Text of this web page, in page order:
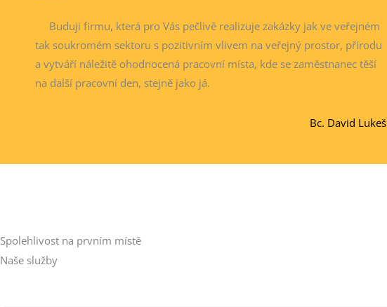
Buduji firmu, která pro Vás pečlivě realizuje zakázky jak ve veřejném
tak soukromém sektoru s pozitivním vlivem na veřejný prostor, přírodu
a vytváří náležitě ohodnocená pracovní místa, kde se zaměstnanec těší
na další pracovní den, stejně jako já.
Bc. David Lukeš
Spolehlivost na prvním místě
Naše služby